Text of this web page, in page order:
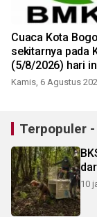
Cuaca Kota
sekitarnya pada
(5/8/2026) hari
Kamis, 6 Agustus
Terpopuler
10